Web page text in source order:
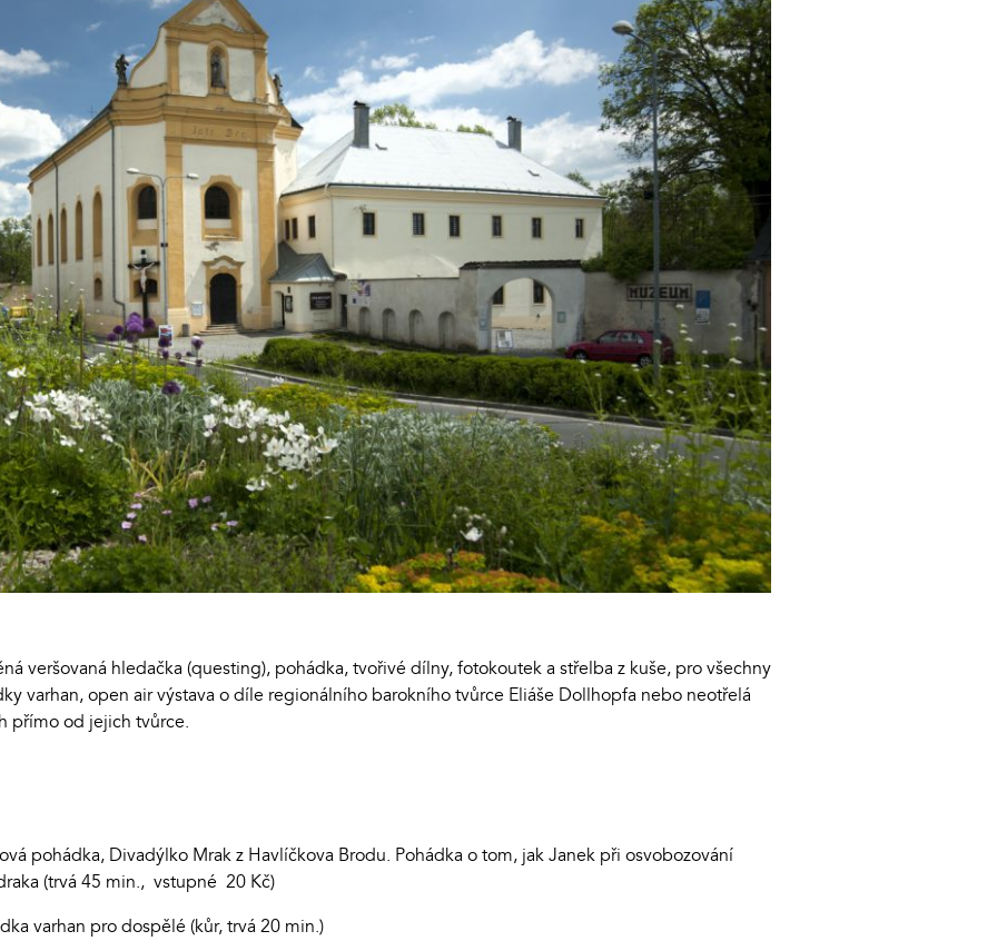
veršovaná hledačka (questing), pohádka, tvořivé dílny, fotokoutek a střelba z kuše, pro všechny
varhan, open air výstava o díle regionálního barokního tvůrce Eliáše Dollhopfa nebo neotřelá
přímo od jejich tvůrce.
pohádka, Divadýlko Mrak z Havlíčkova Brodu. Pohádka o tom, jak Janek při osvobozování
(trvá 45 min., vstupné 20 Kč)
varhan pro dospělé (kůr, trvá 20 min.)